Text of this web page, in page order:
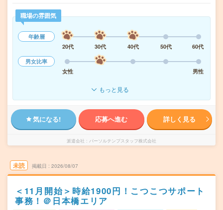
職場の雰囲気
年齢層
20代
30代 40代 50代
60代
男女比率
女性
男性
もっと見る
気になる! 応募へ進む 詳しく見る
派遣会社 パーソルテンプスタッフ株式会社
未読 掲載日 2026/08/07
＜11月開始＞時給1900円！こつこつサポート
事務！＠日本橋エリア